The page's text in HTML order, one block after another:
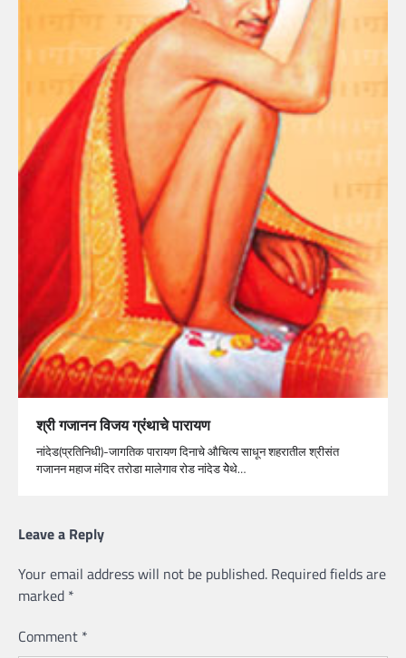
श्री गजानन विजय ग्रंथाचे पारायण
नांदेड(प्रतिनिधी)-जागतिक पारायण दिनाचे औचित्य साधून शहरातील श्रीसंत
गजानन महाज मंदिर तरोडा मालेगाव रोड नांदेड येेथे…
Leave a Reply
Your email address will not be published. Required fields are
marked *
Comment *